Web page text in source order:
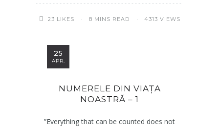
23 LIKES 8 MINS READ 4313 VIEWS
25
APR.
NUMERELE DIN VIAȚA
NOASTRĂ – 1
”Everything that can be counted does not